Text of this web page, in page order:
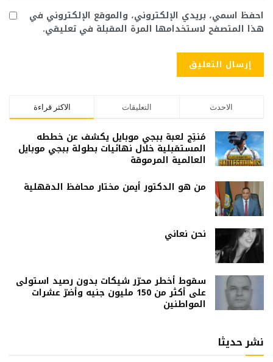
احفظ اسمي، بريدي الإلكتروني، والموقع الإلكتروني في
هذا المتصفح لاستخدامها المرة المقبلة في تعليقي.
الاكثر قراءة التعليقات الاحدث
مُنتِج لعبة ببجي موبايل يكشف عن خططه
المستقبلية خلال نهائيات بطولة ببجي موبايل
العالمية المرموقة
من هو الدكتور أيمن مختار محافظ الدقهلية
نحن نعاني
سقوط أخطر محرّر شيكات بدون رصيد استولى
على أكثر من 150 مليون جنيه وأضرّ عشرات
المواطنين
نشر حديثا